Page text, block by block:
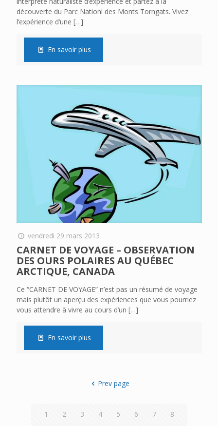
découverte du Parc Nationl des Monts Torngats. Vivez
l’expérience d’une […]
En savoir plus
vendredi 29 mars 2013
CARNET DE VOYAGE – OBSERVATION
DES OURS POLAIRES AU QUÉBEC
ARCTIQUE, CANADA
Ce “CARNET DE VOYAGE” n’est pas un résumé de voyage
mais plutôt un aperçu des expériences que vous pourriez
vous attendre à vivre au cours d’un […]
En savoir plus
Prev page
1 2 3 4 5 6 7
8